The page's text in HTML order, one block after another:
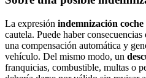
La expresión indemnización coche
cautela. Puede haber
una compensación automática y
vehículo. Del mismo modo, un
franquicias, combustible, multas o